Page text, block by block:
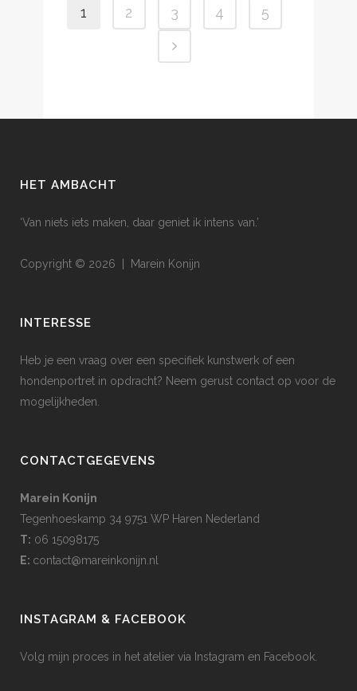
1 2 3 4 5
HET AMBACHT
‘Van niets iets maken, daar geniet ik intens van.’
Copyright © 2026 | Marein Konijn
INTERESSE
Heb je een vraag over een specifiek kunstwerk of een
hondenportret in opdracht? Neem gerust contact op voor de
mogelijkheden.
CONTACTGEGEVENS
Marein Konijn
Tegenhoeskamp 34 9751 WP Haren Nederland
T: 06 15098175
E: contact@mareinkonijn.nl
INSTAGRAM & FACEBOOK
Volg mijn proces in het atelier via Instagram en Facebook.